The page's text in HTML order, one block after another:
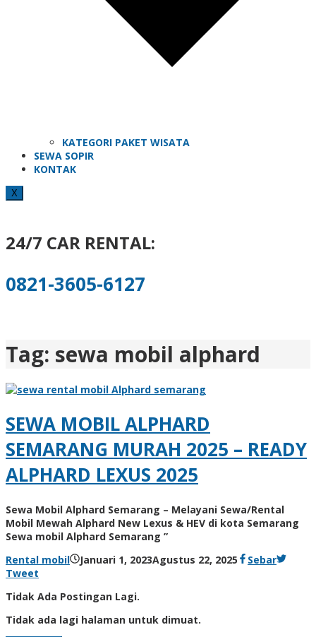
KATEGORI PAKET WISATA
SEWA SOPIR
KONTAK
X
24/7 CAR RENTAL:
0821-3605-6127
Tag: sewa mobil alphard
SEWA MOBIL ALPHARD
SEMARANG MURAH 2025 – READY
ALPHARD LEXUS 2025
Sewa Mobil Alphard Semarang – Melayani Sewa/Rental
Mobil Mewah Alphard New Lexus & HEV di kota Semarang
Sewa mobil Alphard Semarang ”
Rental mobil
Januari 1, 2023Agustus 22, 2025
Sebar
Tweet
Tidak Ada Postingan Lagi.
Tidak ada lagi halaman untuk dimuat.